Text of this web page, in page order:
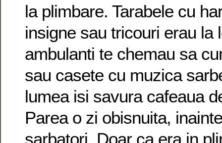
la plimbare. Tarabele cu
insigne sau tricouri erau la
ambulanti te chemau sa
sau casete cu muzica
lumea isi savura cafeaua
Parea o zi obisnuita,
sarbatori. Doar ca era in